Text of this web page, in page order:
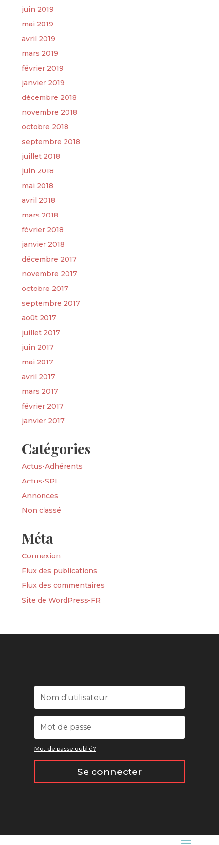
juin 2019
mai 2019
avril 2019
mars 2019
février 2019
janvier 2019
décembre 2018
novembre 2018
octobre 2018
septembre 2018
juillet 2018
juin 2018
mai 2018
avril 2018
mars 2018
février 2018
janvier 2018
décembre 2017
novembre 2017
octobre 2017
septembre 2017
août 2017
juillet 2017
juin 2017
mai 2017
avril 2017
mars 2017
février 2017
janvier 2017
Catégories
Actus-Adhérents
Actus-SPI
Annonces
Non classé
Méta
Connexion
Flux des publications
Flux des commentaires
Site de WordPress-FR
Mot de passe oublié?
Se connecter